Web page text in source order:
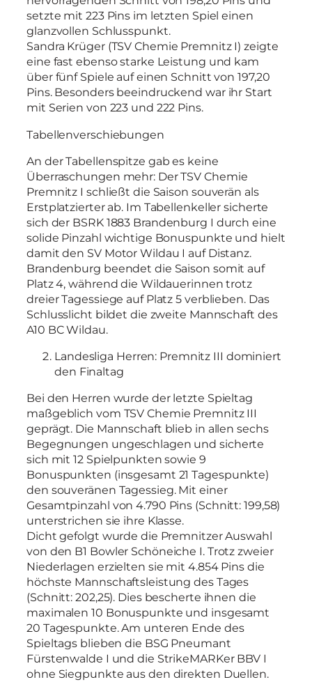
setzte mit 223 Pins im letzten Spiel einen
glanzvollen Schlusspunkt.
Sandra Krüger (TSV Chemie Premnitz I) zeigte
eine fast ebenso starke Leistung und kam
über fünf Spiele auf einen Schnitt von 197,20
Pins. Besonders beeindruckend war ihr Start
mit Serien von 223 und 222 Pins.
Tabellenverschiebungen
An der Tabellenspitze gab es keine
Überraschungen mehr: Der TSV Chemie
Premnitz I schließt die Saison souverän als
Erstplatzierter ab. Im Tabellenkeller sicherte
sich der BSRK 1883 Brandenburg I durch eine
solide Pinzahl wichtige Bonuspunkte und hielt
damit den SV Motor Wildau I auf Distanz.
Brandenburg beendet die Saison somit auf
Platz 4, während die Wildauerinnen trotz
dreier Tagessiege auf Platz 5 verblieben. Das
Schlusslicht bildet die zweite Mannschaft des
A10 BC Wildau.
Landesliga Herren: Premnitz III dominiert
den Finaltag
Bei den Herren wurde der letzte Spieltag
maßgeblich vom TSV Chemie Premnitz III
geprägt. Die Mannschaft blieb in allen sechs
Begegnungen ungeschlagen und sicherte
sich mit 12 Spielpunkten sowie 9
Bonuspunkten (insgesamt 21 Tagespunkte)
den souveränen Tagessieg. Mit einer
Gesamtpinzahl von 4.790 Pins (Schnitt: 199,58)
unterstrichen sie ihre Klasse.
Dicht gefolgt wurde die Premnitzer Auswahl
von den B1 Bowler Schöneiche I. Trotz zweier
Niederlagen erzielten sie mit 4.854 Pins die
höchste Mannschaftsleistung des Tages
(Schnitt: 202,25). Dies bescherte ihnen die
maximalen 10 Bonuspunkte und insgesamt
20 Tagespunkte. Am unteren Ende des
Spieltags blieben die BSG Pneumant
Fürstenwalde I und die StrikeMARKer BBV I
ohne Siegpunkte aus den direkten Duellen.